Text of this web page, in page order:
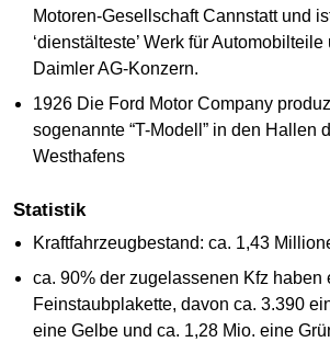
Motoren-Gesellschaft Cannstatt und
‘dienstälteste’ Werk für
Daimler AG-Konzern.
1926 Die Ford Motor Company
sogenannte “T-Modell” in den Hallen
Westhafens
Statistik
Kraftfahrzeugbestand: ca. 1,43
ca. 90% der zugelassenen Kfz haben
Feinstaubplakette, davon ca. 3.390
eine Gelbe und ca. 1,28 Mio. eine